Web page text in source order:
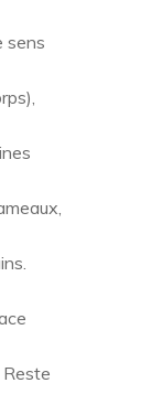
sens